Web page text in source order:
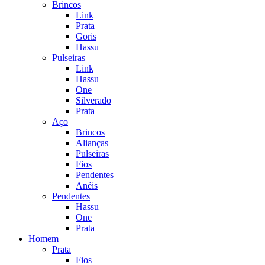
Brincos
Link
Prata
Goris
Hassu
Pulseiras
Link
Hassu
One
Silverado
Prata
Aço
Brincos
Alianças
Pulseiras
Fios
Pendentes
Anéis
Pendentes
Hassu
One
Prata
Homem
Prata
Fios